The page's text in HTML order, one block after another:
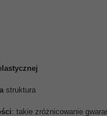
struktura
: takie zróżnicowanie